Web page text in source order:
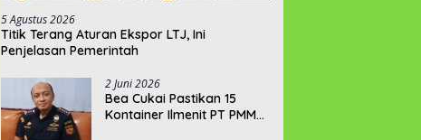
5 Agustus 2026
Titik Terang Aturan Ekspor LTJ, Ini
Penjelasan Pemerintah
2 Juni 2026
‎Bea Cukai Pastikan 15
Kontainer Ilmenit PT PMM